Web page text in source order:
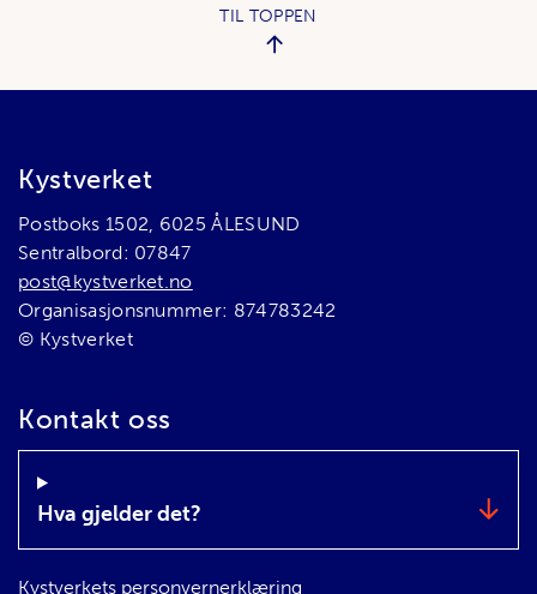
TIL TOPPEN
Bunnområde
Kystverket
Postboks 1502, 6025 ÅLESUND
Sentralbord: 07847
post@kystverket.no
Organisasjonsnummer: 874783242
© Kystverket
Kontakt oss
Hva gjelder det?
Kystverkets personvernerklæring